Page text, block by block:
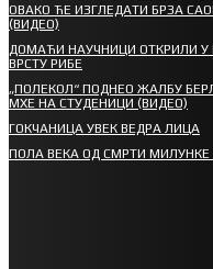
ОВАКО ЋЕ ИЗГЛЕДАТИ БРЗА
(ВИДЕО)
ДОМАЋИ НАУЧНИЦИ ОТКРИЛИ У
ВРСТУ РИБЕ
„ПОЛЕКОЛ“ ПОДНЕО ЖАЛБУ
МХЕ НА СТУДЕНИЦИ (ВИДЕО)
ГОКЧАНИЦА УВЕК ВЕДРА ЛИЦА
ПОЛА ВЕКА ОД СМРТИ МИЛУНКЕ